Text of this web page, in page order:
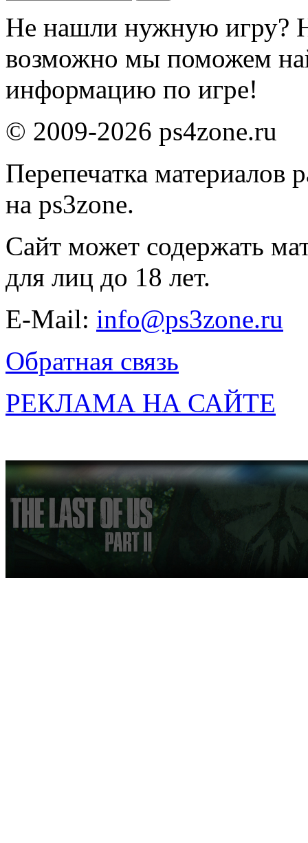
Не нашли нужную игру?
возможно мы поможем
информацию по игре!
© 2009-2026 ps4zone.ru
Перепечатка материалов
на ps3zone.
Сайт может содержать
для лиц до 18 лет.
E-Mail: info@ps3zone.ru
Обратная связь
РЕКЛАМА НА САЙТЕ